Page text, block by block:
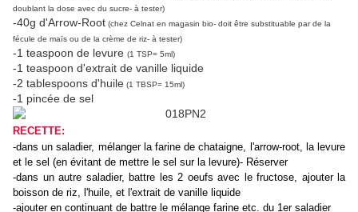
doublant la dose avec du sucre- à tester)
-40g d'Arrow-Root (chez Celnat en magasin bio- doit être substituable par de la
fécule de maïs ou de la crème de riz- à tester)
-1 teaspoon de levure (1 TSP= 5ml)
-1 teaspoon d'extrait de vanille liquide
-2 tablespoons d'huile (1 TBSP= 15ml)
-1 pincée de sel
RECETTE:
-dans un saladier, mélanger la farine de chataigne, l'arrow-root, la levure
et le sel (en évitant de mettre le sel sur la levure)- Réserver
-dans un autre saladier, battre les 2 oeufs avec le fructose, ajouter la
boisson de riz, l'huile, et l'extrait de vanille liquide
-ajouter en continuant de battre le mélange farine etc. du 1er saladier